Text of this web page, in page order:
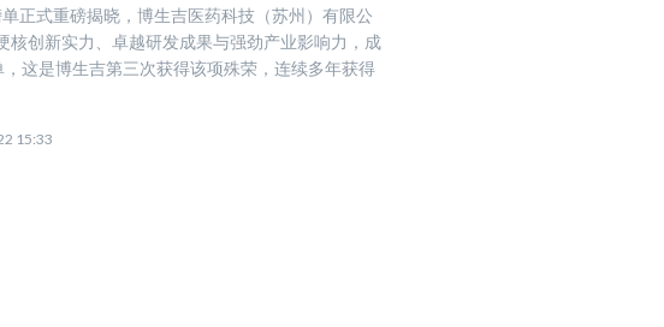
正式重磅揭晓，博生吉医药科技（苏州）有限公
创新实力、卓越研发成果与强劲产业影响力，成
这是博生吉第三次获得该项殊荣，连续多年获得
15:33